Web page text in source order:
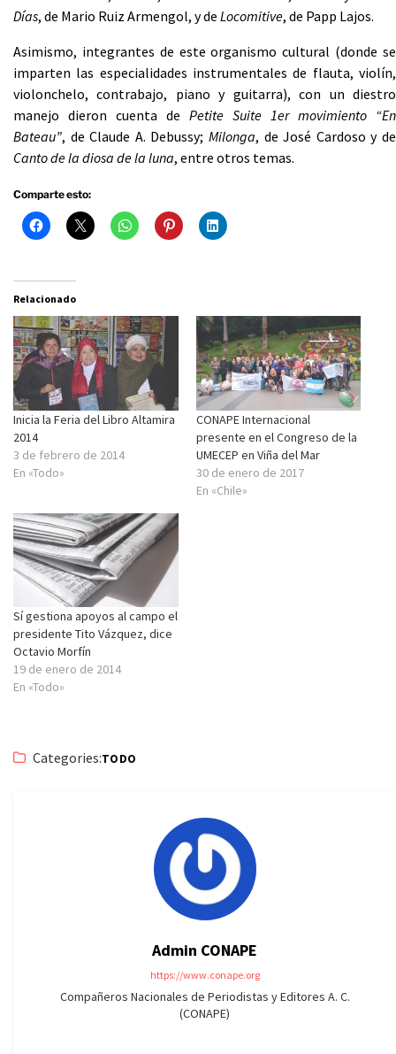
Días, de Mario Ruiz Armengol, y de Locomitive, de Papp Lajos.
Asimismo, integrantes de este organismo cultural (donde se
imparten las especialidades instrumentales de flauta, violín,
violonchelo, contrabajo, piano y guitarra), con un diestro
manejo dieron cuenta de Petite Suite 1er movimiento “En
Bateau”, de Claude A. Debussy; Milonga, de José Cardoso y de
Canto de la diosa de la luna, entre otros temas.
Comparte esto:
Relacionado
Inicia la Feria del Libro Altamira
2014
3 de febrero de 2014
En «Todo»
CONAPE Internacional
presente en el Congreso de la
UMECEP en Viña del Mar
30 de enero de 2017
En «Chile»
Sí gestiona apoyos al campo el
presidente Tito Vázquez, dice
Octavio Morfín
19 de enero de 2014
En «Todo»
Categories:TODO
Admin CONAPE
https://www.conape.org
Compañeros Nacionales de Periodistas y Editores A. C.
(CONAPE)